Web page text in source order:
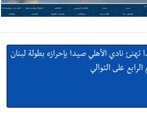
تهنئ نادي الأهلي صيدا بإحرازه بطولة لبنان
الرابع على التوالي